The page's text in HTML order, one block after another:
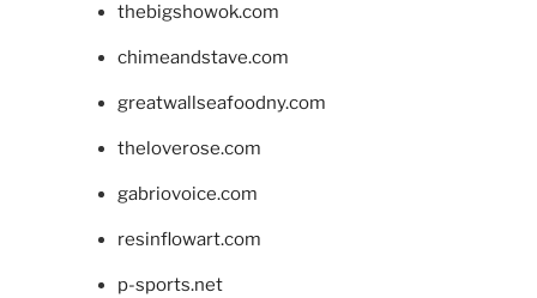
thebigshowok.com
chimeandstave.com
greatwallseafoodny.com
theloverose.com
gabriovoice.com
resinflowart.com
p-sports.net